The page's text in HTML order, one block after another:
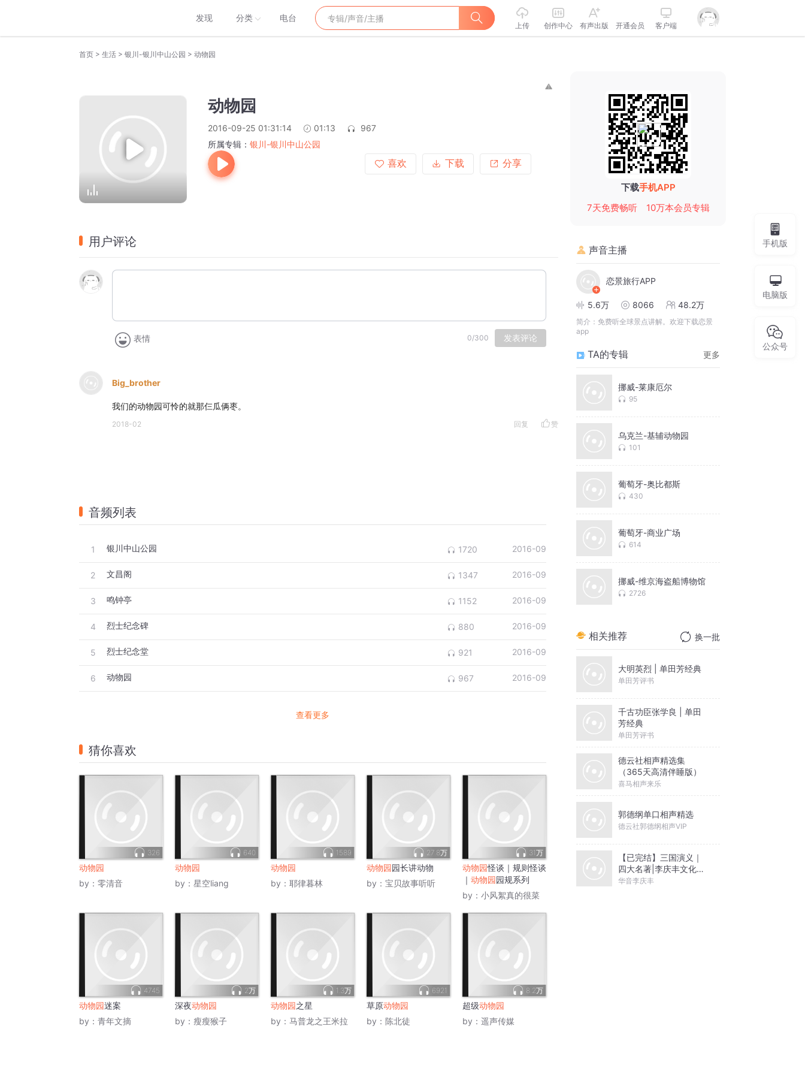
发现 分类 电台
上传 创作中心 有声出版 开通会员 客户端
首页 > 生活 > 银川-银川中山公园 > 动物园
动物园
2016-09-25 01:31:14 01:13
967
所属专辑： 银川-银川中山公园
喜欢
下载 分享
用户评论
表情 0/300 发表评论
Big_brother
我们的动物园可怜的就那仨瓜俩枣。
2018-02 回复 赞
音频列表
1 银川中山公园 1720 2016-09
2 文昌阁 1347 2016-09
3 鸣钟亭 1152 2016-09
4 烈士纪念碑 880 2016-09
5 烈士纪念堂 921 2016-09
6 动物园 967 2016-09
查看更多
猜你喜欢
326
动物园
by： 零清音
640
动物园
by： 星空liang
1589
动物园
by： 耶律暮林
27.8万
动物园园长讲动物
by： 宝贝故事听听
31万
动物园怪谈｜规则怪谈
｜ 动物园园规系列
by： 小风絮真的很菜
4745
动物园迷案
by： 青年文摘
2万
深夜动物园
by： 瘦瘦猴子
1.3万
动物园之星
by： 马普龙之王米拉
6921
草原动物园
by： 陈北徒
8.2万
超级动物园
by： 遥声传媒
下载手机APP
7天免费畅听
10万本会员专辑
声音主播
恋景旅行APP
5.6万 8066 48.2万
简介： 免费听全球景点讲解。欢迎下载恋景
app
TA的专辑 更多
挪威-莱康厄尔
95
乌克兰-基辅动物园
101
葡萄牙-奥比都斯
430
葡萄牙-商业广场
614
挪威-维京海盗船博物馆
2726
相关推荐 换一批
大明英烈 | 单田芳经典
单田芳评书
千古功臣张学良 | 单田
芳经典
单田芳评书
德云社相声精选集
（365天高清伴睡版）
喜马相声来乐
郭德纲单口相声精选
德云社郭德纲相声VIP
【已完结】三国演义｜
四大名著|李庆丰文化评
书
华音李庆丰
手机版
电脑版
公众号